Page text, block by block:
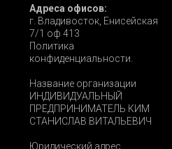
Адреса офисов:
г. Владивосток, Енисейская
7/1 оф 413
Политика
конфиденциальности.
Название организации
ИНДИВИДУАЛЬНЫЙ
ПРЕДПРИНИМАТЕЛЬ КИМ
СТАНИСЛАВ ВИТАЛЬЕВИЧ
Юридический адрес